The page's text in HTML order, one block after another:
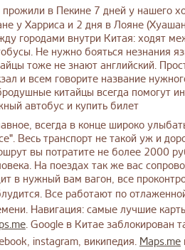
в Пекине 7 дней у нашего
у Харриса и 2 дня в Лояне
городами внутри Китая: ходят
Не нужно бояться незнания
тоже не знают английский.
и всем говорите название
китайцы всегда помогут
автобус и купить билет
всегда в конце широко
Весь транспорт не такой уж и
вы потратите не более 2000
На поездах так же вас
в нужный вам вагон, все
Все работают по
Навигация: самые лучшие
. Google в Китае заблокирован
instagram, википедия. Maps.me